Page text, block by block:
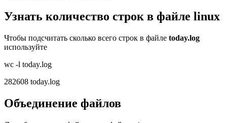
Узнать количество строк в файле linux
Чтобы подсчитать сколько всего строк в файле today.log
используйте
wc -l today.log
282608 today.log
Объединение файлов